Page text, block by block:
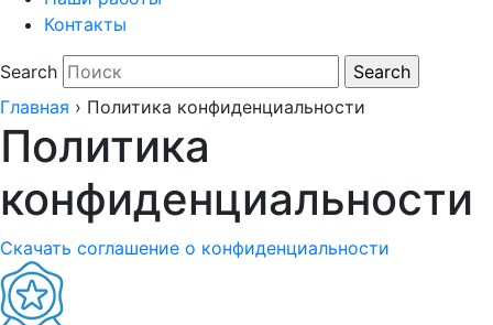
Контакты
Search
Главная › Политика конфиденциальности
Политика
конфиденциальности
Скачать соглашение о конфиденциальности